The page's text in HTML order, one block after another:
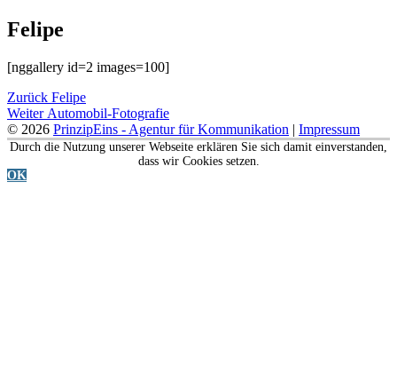
Felipe
[nggallery id=2 images=100]
Beitragsnavigation
Zurück Vorheriger
Beitrag:
Felipe
Weiter Nächster
Beitrag:
Automobil-Fotografie
© 2026 PrinzipEins - Agentur für Kommunikation | Impressum
Durch die Nutzung unserer Webseite erklären Sie sich damit einverstanden,
dass wir Cookies setzen.
OK